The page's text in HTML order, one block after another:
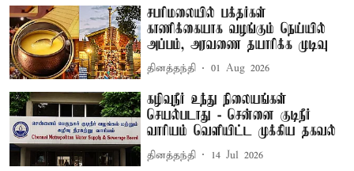
சபரிமலையில் பக்தர்கள்
காணிக்கையாக வழங்கும் நெய்யில்
அப்பம், அரவணை தயாரிக்க முடிவு
தினத்தந்தி 01 Aug 2026
கழிவுநீர் உந்து நிலையங்கள்
செயல்படாது - சென்னை குடிநீர்
வாரியம் வெளியிட்ட முக்கிய தகவல்
தினத்தந்தி 14 Jul 2026